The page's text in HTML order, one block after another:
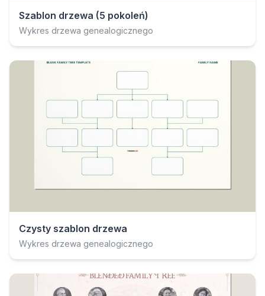
Szablon drzewa (5 pokoleń)
Wykres drzewa genealogicznego
Czysty szablon drzewa
Wykres drzewa genealogicznego